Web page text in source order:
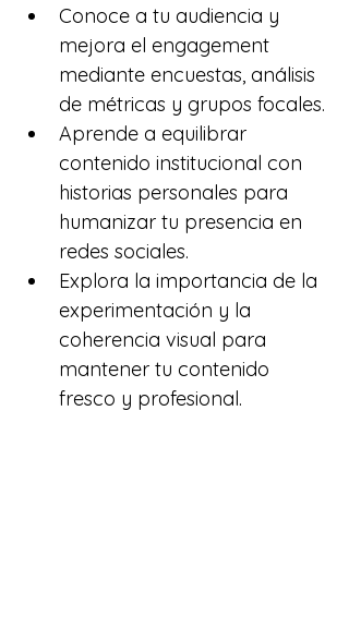
Conoce a tu audiencia y
mejora el engagement
mediante encuestas, análisis
de métricas y grupos focales.
Aprende a equilibrar
contenido institucional con
historias personales para
humanizar tu presencia en
redes sociales.
Explora la importancia de la
experimentación y la
coherencia visual para
mantener tu contenido
fresco y profesional.